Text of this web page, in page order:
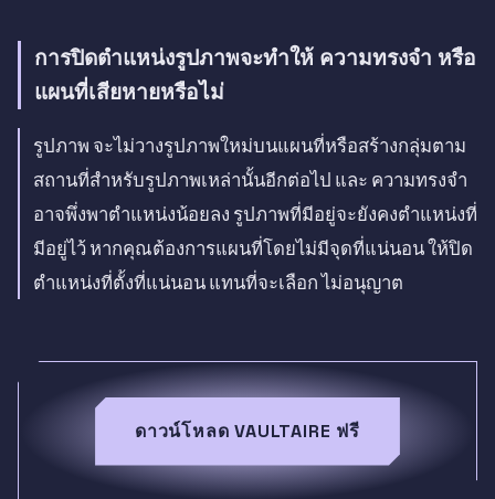
การปิดตำแหน่งรูปภาพจะทำให้ ความทรงจำ หรือ
แผนที่เสียหายหรือไม่
รูปภาพ จะไม่วางรูปภาพใหม่บนแผนที่หรือสร้างกลุ่มตาม
สถานที่สำหรับรูปภาพเหล่านั้นอีกต่อไป และ ความทรงจำ
อาจพึ่งพาตำแหน่งน้อยลง รูปภาพที่มีอยู่จะยังคงตำแหน่งที่
มีอยู่ไว้ หากคุณต้องการแผนที่โดยไม่มีจุดที่แน่นอน ให้ปิด
ตำแหน่งที่ตั้งที่แน่นอน แทนที่จะเลือก ไม่อนุญาต
ดาวน์โหลด VAULTAIRE ฟรี